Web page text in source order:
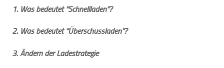
1. Was bedeutet “Schnellladen”?
2. Was bedeutet “Überschussladen”?
3. Ändern der Ladestrategie